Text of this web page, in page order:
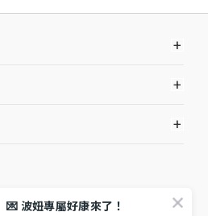
+
+
+
💌 波妞專屬好康來了！